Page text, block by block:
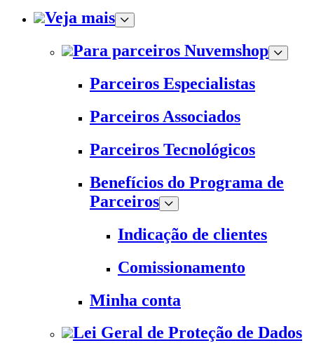
Veja mais
Para parceiros Nuvemshop
Parceiros Especialistas
Parceiros Associados
Parceiros Tecnológicos
Benefícios do Programa de
Parceiros
Indicação de clientes
Comissionamento
Minha conta
Lei Geral de Proteção de Dados